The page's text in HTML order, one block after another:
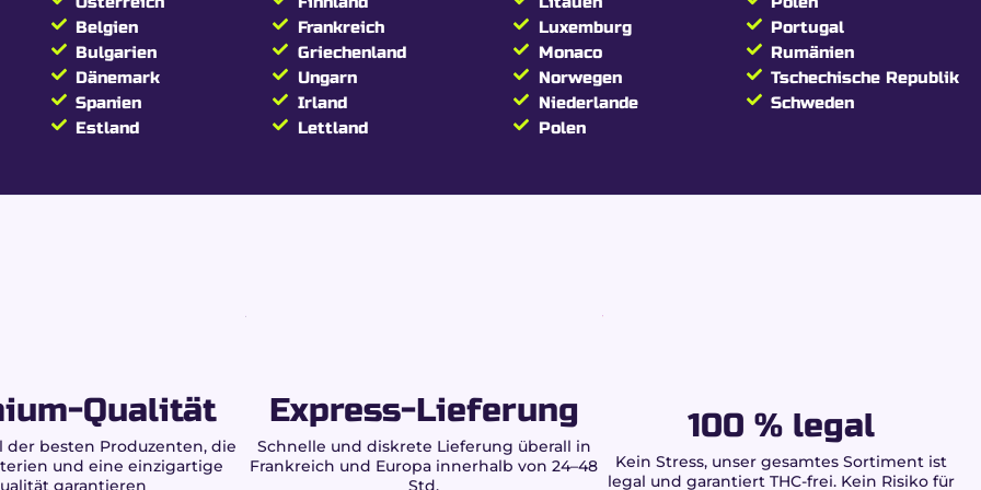
& Premium-Qualität von Buddy
der Reinheit, Potenz und Authentizität garantiert:
CBD und 15 % HPC.
CBD & HPC Hash ohne THC
20 %
Belgien
Bulgarien
Dänemark
Spanien
Estland
Frankreich
Griechenland
Ungarn
Irland
Lettland
Luxemburg
Monaco
Norwegen
Niederlande
Polen
Portugal
Rumänien
Tschechische Republik
Schweden
Qualität
der besten Produzenten, die
und eine einzigartige
garantieren
Express-Lieferung
Schnelle und diskrete Lieferung überall in
Frankreich und Europa innerhalb von 24–48
Std.
100 % legal
Kein Stress, unser gesamtes Sortiment ist
legal und garantiert THC-frei. Kein Risiko für